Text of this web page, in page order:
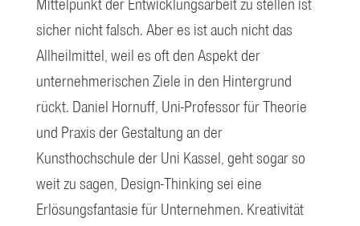
Mittelpunkt der Entwicklungsarbeit zu stellen ist
sicher nicht falsch. Aber es ist auch nicht das
Allheilmittel, weil es oft den Aspekt der
unternehmerischen Ziele in den Hintergrund
rückt. Daniel Hornuff, Uni-Professor für Theorie
und Praxis der Gestaltung an der
Kunsthochschule der Uni Kassel, geht sogar so
weit zu sagen, Design-Thinking sei eine
Erlösungsfantasie für Unternehmen. Kreativität